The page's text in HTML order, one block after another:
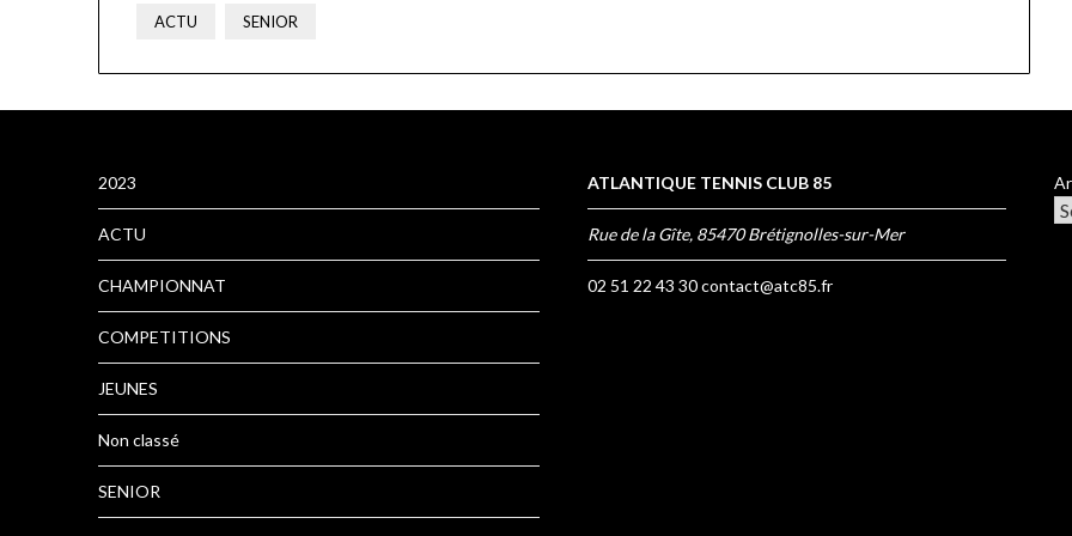
ACTU SENIOR
2023
ACTU
CHAMPIONNAT
COMPETITIONS
JEUNES
Non classé
SENIOR
ATLANTIQUE TENNIS CLUB 85
Rue de la Gîte, 85470 Brétignolles-sur-Mer
02 51 22 43 30contact@atc85.fr